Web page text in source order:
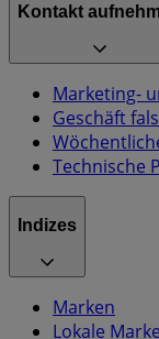
Kontakt
Marketing-
Geschäft
Technische
Indizes
Marken
Lokale